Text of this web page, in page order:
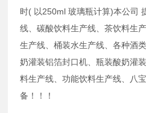
时( 以250ml 玻璃瓶计算)本公司
线、碳酸饮料生产线、茶饮料生
生产线、桶装水生产线、各种酒
奶灌装铝箔封口机、瓶装酸奶灌
料生产线、功能饮料生产线、八
备！！！